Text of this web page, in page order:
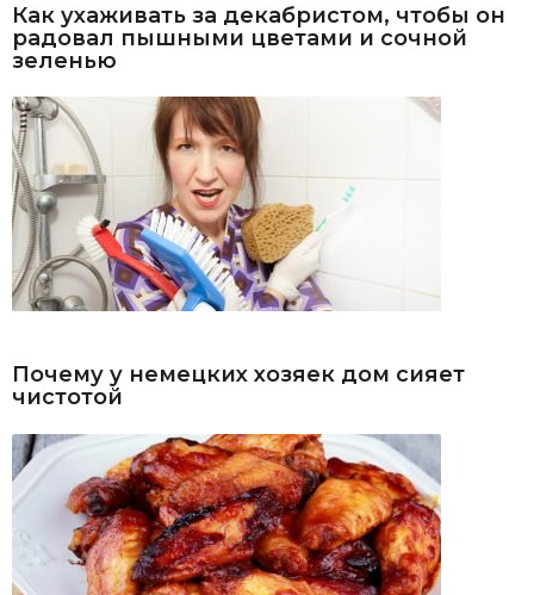
Как ухаживать за декабристом, чтобы он
радовал пышными цветами и сочной
зеленью
Почему у немецких хозяек дом сияет
чистотой